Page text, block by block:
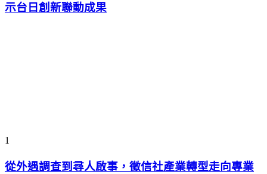
示台日創新聯動成果
1
從外遇調查到尋人啟事，徵信社產業轉型走向專業